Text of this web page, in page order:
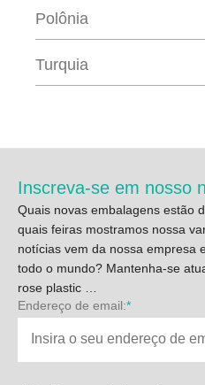
Polônia
Turquia
Inscreva-se em nosso
Quais novas embalagens estão
quais feiras mostramos nossa
notícias vem da nossa empresa
todo o mundo? Mantenha-se
rose plastic …
Endereço de email:*